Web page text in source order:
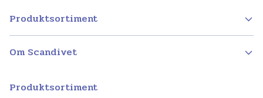
Produktsortiment
Om Scandivet
Produktsortiment